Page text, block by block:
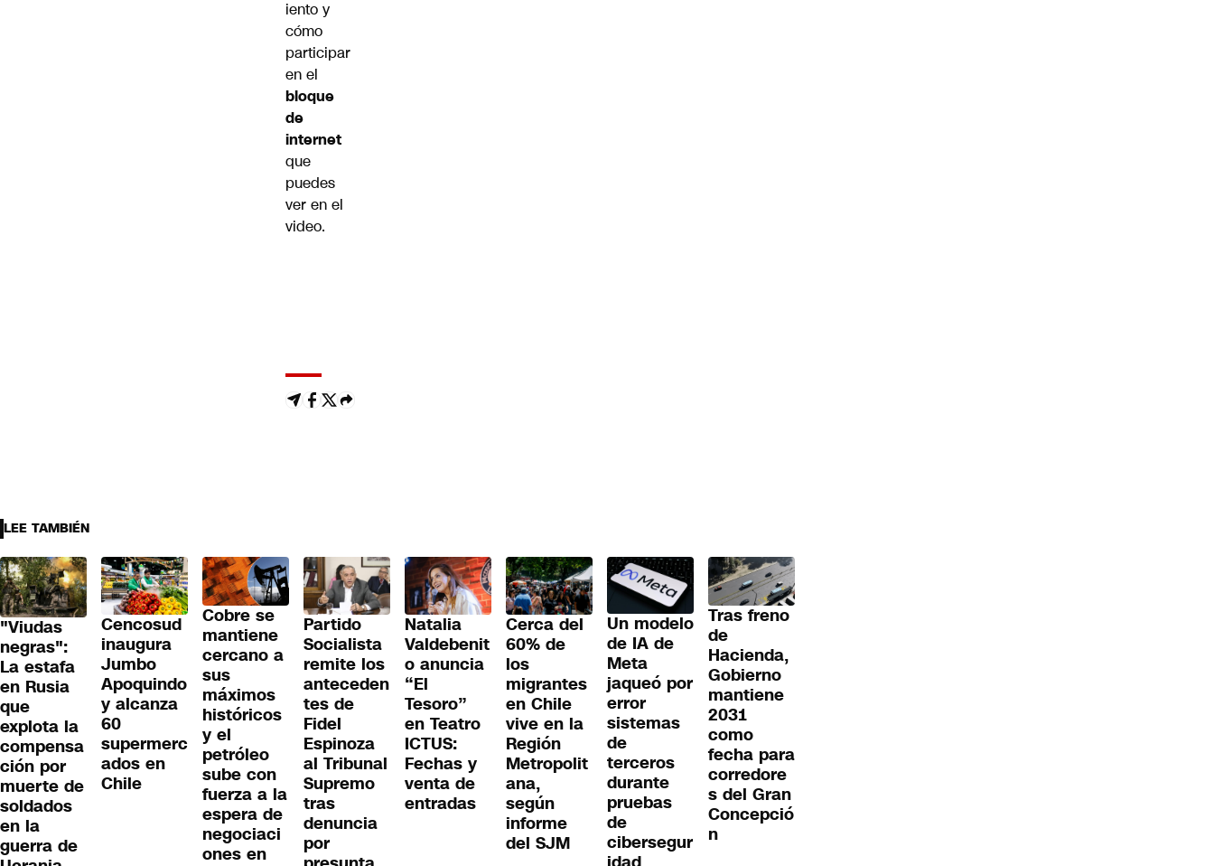
iento y
cómo
participar
en el
bloque
de
internet
que
puedes
ver en el
video.
LEE TAMBIÉN
"Viudas
negras":
La estafa
en Rusia
que
explota la
compensa
ción por
muerte de
soldados
en la
guerra de
Cencosud
inaugura
Jumbo
Apoquindo
y alcanza
60
supermerc
ados en
Chile
Cobre se
mantiene
cercano a
sus
máximos
históricos
y el
petróleo
sube con
fuerza a la
espera de
negociaci
ones en
Partido
Socialista
remite los
anteceden
tes de
Fidel
Espinoza
al Tribunal
Supremo
tras
denuncia
por
Natalia
Valdebenit
o anuncia
“El
Tesoro”
en Teatro
ICTUS:
Fechas y
venta de
entradas
Cerca del
60% de
los
migrantes
en Chile
vive en la
Región
Metropolit
ana,
según
informe
del SJM
Un modelo
de IA de
Meta
jaqueó por
error
sistemas
de
terceros
durante
pruebas
de
cibersegur
Tras freno
de
Hacienda,
Gobierno
mantiene
2031
como
fecha para
corredore
s del Gran
Concepció
n